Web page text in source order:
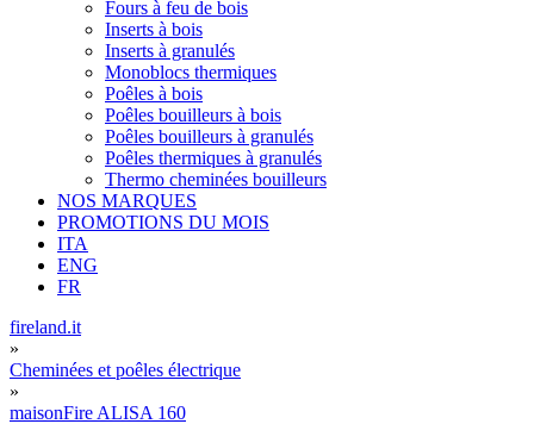
Fours à feu de bois
Inserts à bois
Inserts à granulés
Monoblocs thermiques
Poêles à bois
Poêles bouilleurs à bois
Poêles bouilleurs à granulés
Poêles thermiques à granulés
Thermo cheminées bouilleurs
NOS MARQUES
PROMOTIONS DU MOIS
ITA
ENG
FR
fireland.it
»
Cheminées et poêles électrique
»
maisonFire ALISA 160